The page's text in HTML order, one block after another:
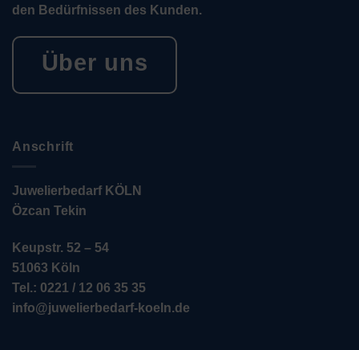
den Bedürfnissen des Kunden.
Über uns
Anschrift
Juwelierbedarf KÖLN
Özcan Tekin
Keupstr. 52 – 54
51063 Köln
Tel.: 0221 / 12 06 35 35
info@juwelierbedarf-koeln.de